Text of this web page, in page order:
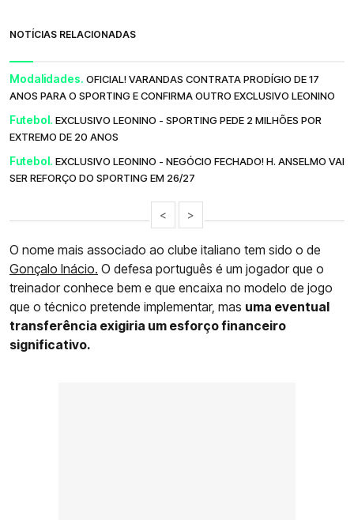
NOTÍCIAS RELACIONADAS
Modalidades. OFICIAL! VARANDAS CONTRATA PRODÍGIO DE 17
ANOS PARA O SPORTING E CONFIRMA OUTRO EXCLUSIVO LEONINO
Futebol. EXCLUSIVO LEONINO - SPORTING PEDE 2 MILHÕES POR
EXTREMO DE 20 ANOS
Futebol. EXCLUSIVO LEONINO - NEGÓCIO FECHADO! H. ANSELMO VAI
SER REFORÇO DO SPORTING EM 26/27
< >
O nome mais associado ao clube italiano tem sido o de
Gonçalo Inácio. O defesa português é um jogador que o
treinador conhece bem e que encaixa no modelo de jogo
que o técnico pretende implementar, mas uma eventual
transferência exigiria um esforço financeiro
significativo.